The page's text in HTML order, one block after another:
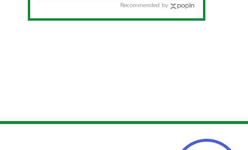
Recommended by